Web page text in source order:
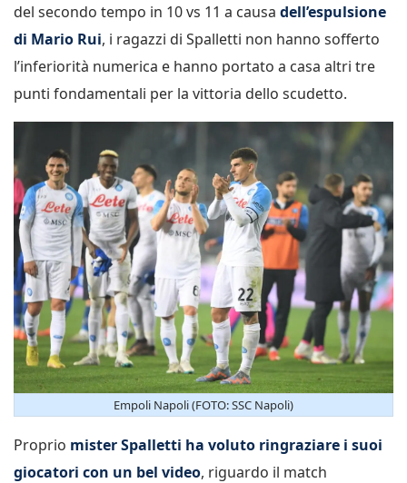
del secondo tempo in 10 vs 11 a causa dell’espulsione
di Mario Rui, i ragazzi di Spalletti non hanno sofferto
l’inferiorità numerica e hanno portato a casa altri tre
punti fondamentali per la vittoria dello scudetto.
Empoli Napoli (FOTO: SSC Napoli)
Proprio mister Spalletti ha voluto ringraziare i suoi
giocatori con un bel video, riguardo il match